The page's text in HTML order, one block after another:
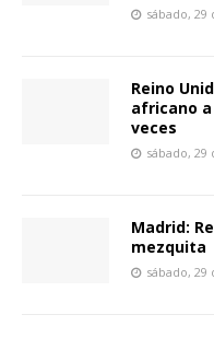
sábado,
Reino
africano a
veces
sábado,
Madrid:
mezquita
sábado,